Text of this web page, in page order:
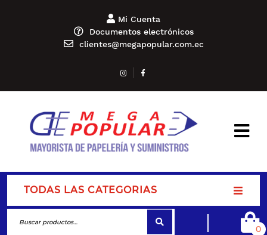
Mi Cuenta
Documentos electrónicos
clientes@megapopular.com.ec
TODAS LAS CATEGORIAS
0